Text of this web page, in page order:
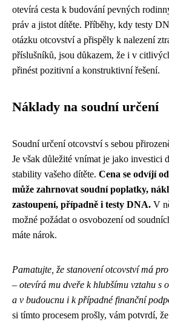
otevírá cesta k budování pevných
práv a jistot dítěte. Příběhy, kdy testy
otázku otcovství a přispěly k nalezení
příslušníků, jsou důkazem, že i v
přinést pozitivní a konstruktivní řešení.
Náklady na soudní určení
Soudní určení otcovství s sebou
Je však důležité vnímat je jako investici
stability vašeho dítěte. Cena se odvíjí
může zahrnovat soudní poplatky,
zastoupení, případně i testy DNA. V
možné požádat o osvobození od
máte nárok.
Pamatujte, že stanovení otcovství má
– otevírá mu dveře k hlubšímu vztahu s
a v budoucnu i k případné finanční
si tímto procesem prošly, vám potvrdí, že